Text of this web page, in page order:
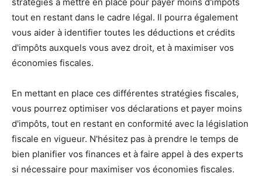
tout en restant dans le cadre légal. Il pourra également
vous aider à identifier toutes les déductions et crédits
d'impôts auxquels vous avez droit, et à maximiser vos
économies fiscales.
En mettant en place ces différentes stratégies fiscales,
vous pourrez optimiser vos déclarations et payer moins
d'impôts, tout en restant en conformité avec la législation
fiscale en vigueur. N'hésitez pas à prendre le temps de
bien planifier vos finances et à faire appel à des experts
si nécessaire pour maximiser vos économies fiscales.